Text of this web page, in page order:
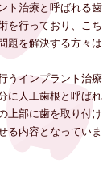
ト治療と呼ばれる歯
を行っており、こち
題を解決する方々は
うインプラント治療
に人工歯根と呼ばれ
上部に歯を取り付け
る内容となっていま